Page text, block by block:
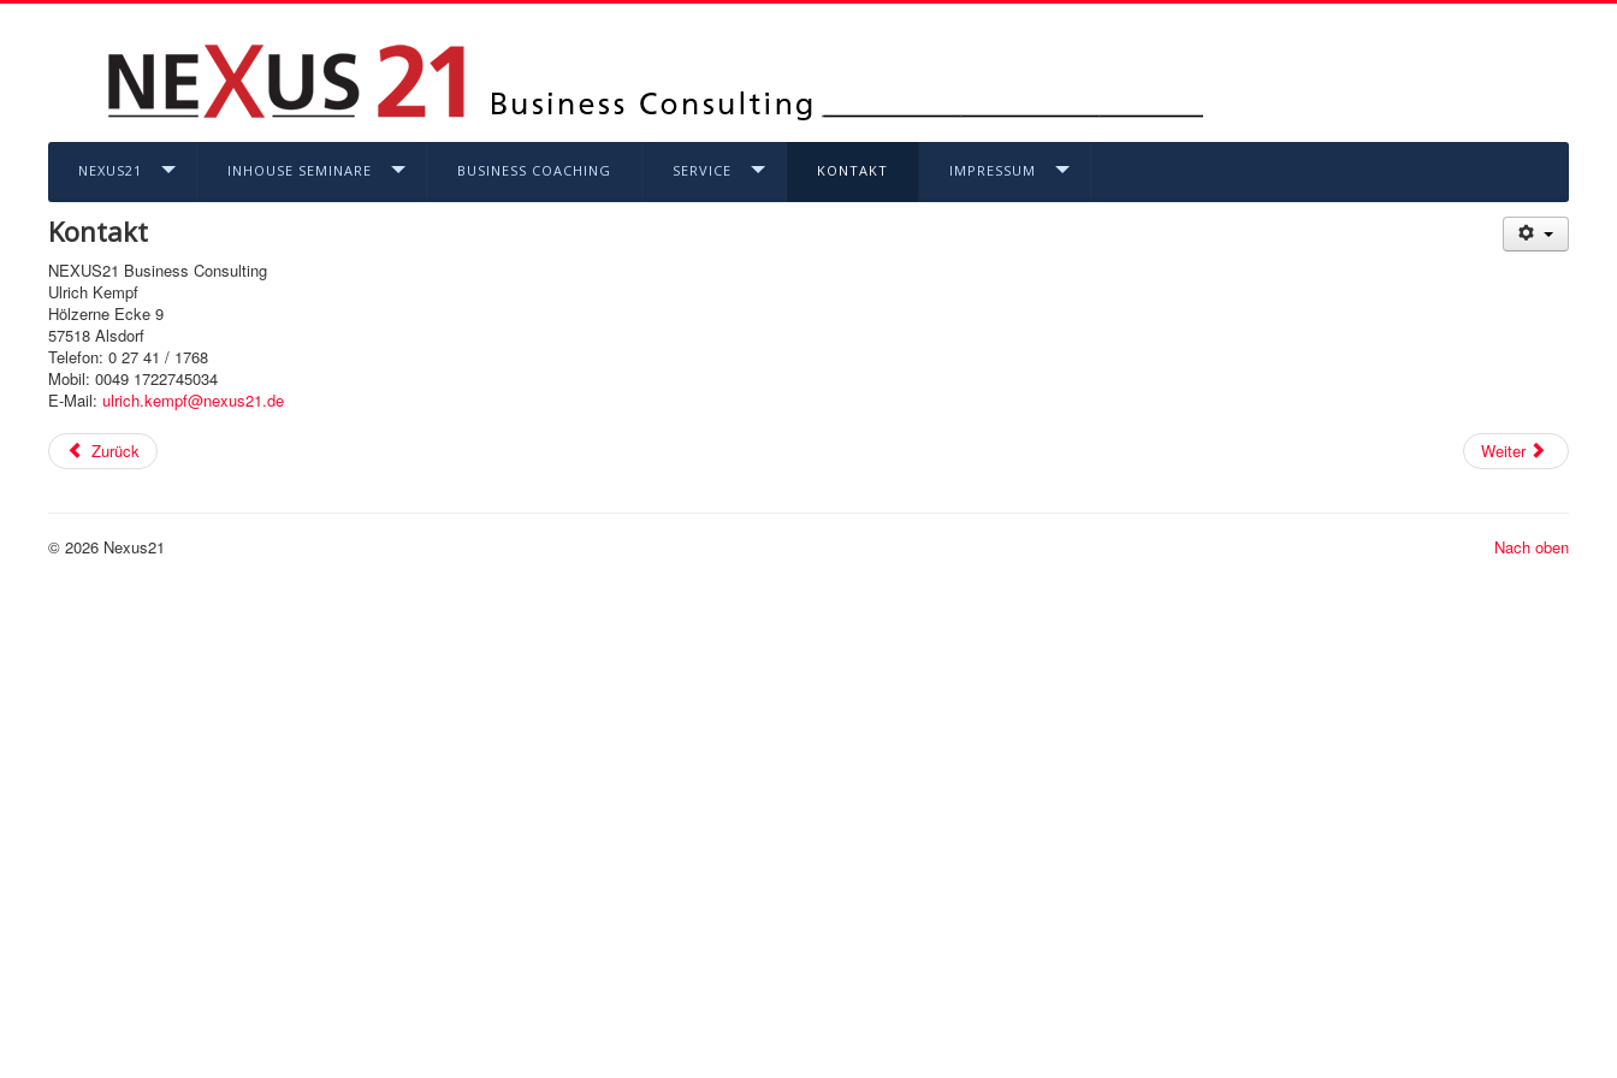
NEXUS21 INHOUSE SEMINARE BUSINESS COACHING SERVICE KONTAKT IMPRESSUM
Kontakt
NEXUS21 Business Consulting
Ulrich Kempf
Hölzerne Ecke 9
57518 Alsdorf
Telefon: 0 27 41 / 1768
Mobil: 0049 1722745034
E-Mail: ulrich.kempf@nexus21.de
Zurück Weiter
Nach oben
© 2026 Nexus21